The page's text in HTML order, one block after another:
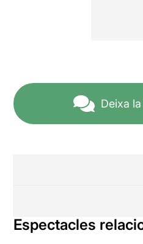
Deixa
Espectacles